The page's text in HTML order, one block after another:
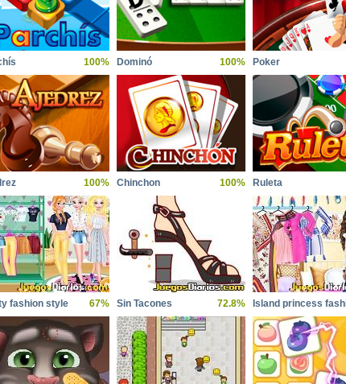
100% Dominó 100% Poker
100% Chinchon 100% Ruleta
fashion style 67% Sin Tacones 72.8%